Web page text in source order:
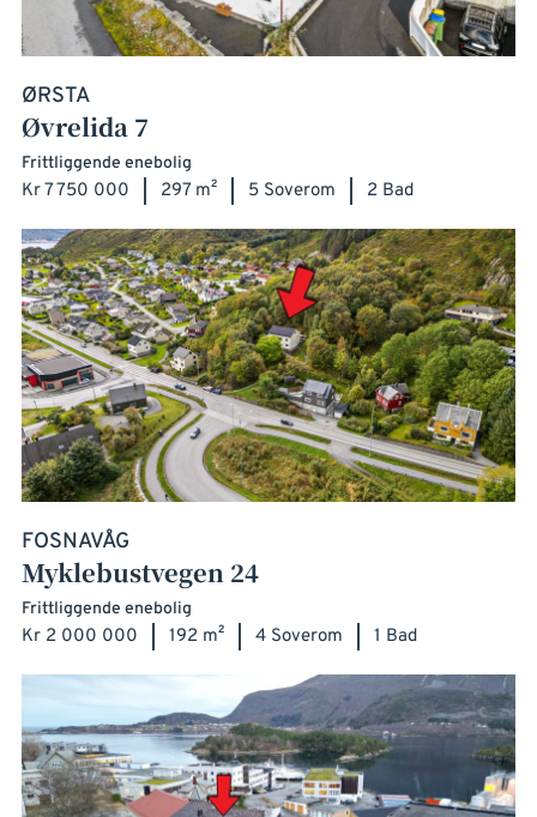
ØRSTA
Øvrelida 7
Frittliggende enebolig
Kr 7 750 000 297 m² 5 Soverom 2 Bad
FOSNAVÅG
Myklebustvegen 24
Frittliggende enebolig
Kr 2 000 000 192 m² 4 Soverom 1 Bad